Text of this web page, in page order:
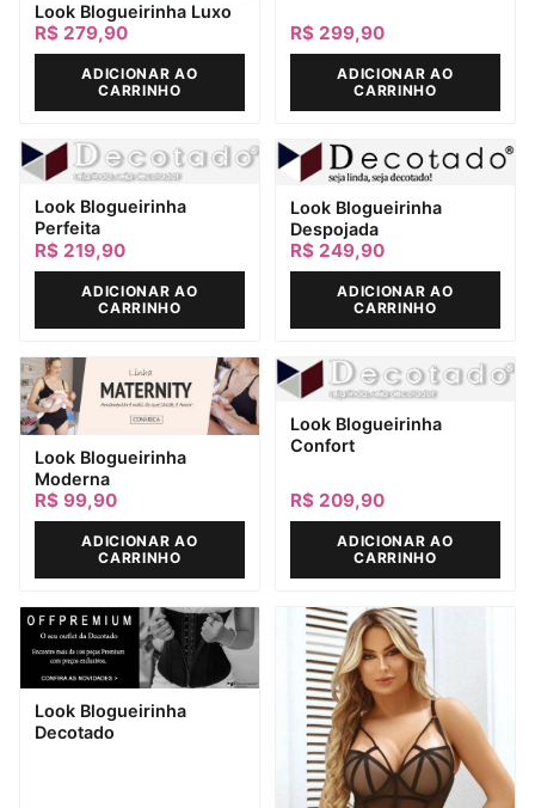
Look Blogueirinha Luxo
R$ 279,90
ADICIONAR AO
CARRINHO
R$ 299,90
ADICIONAR AO
CARRINHO
Look Blogueirinha
Perfeita
R$ 219,90
ADICIONAR AO
CARRINHO
Look Blogueirinha
Despojada
R$ 249,90
ADICIONAR AO
CARRINHO
Look Blogueirinha
Moderna
R$ 99,90
ADICIONAR AO
CARRINHO
Look Blogueirinha
Confort
R$ 209,90
ADICIONAR AO
CARRINHO
Look Blogueirinha
Decotado